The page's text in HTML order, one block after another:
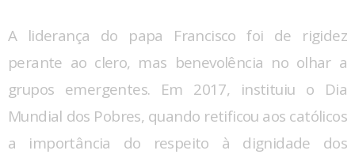
A liderança do papa Francisco foi de rigidez
perante ao clero, mas benevolência no olhar a
grupos emergentes. Em 2017, instituiu o Dia
Mundial dos Pobres, quando retificou aos católicos
a importância do respeito à dignidade dos